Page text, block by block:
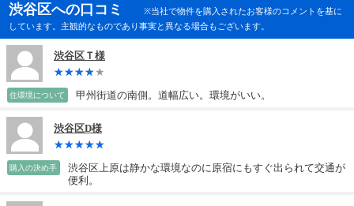
渋谷区への口コミ
※当社で物件を購入されたお客様のコメントを基に
しています。主観的なものであり事実と異なる場合もございます。
渋谷区Ｔ様
住環境について 甲州街道の南側。道幅広い。環境がいい。
渋谷区D様
購入の決め手
渋谷区上原は静かな環境なのに原宿にもすぐ出られて交通が
便利。